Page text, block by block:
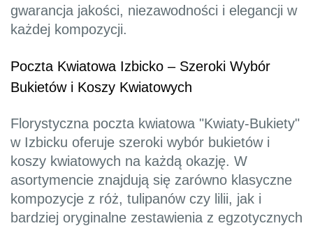
gwarancja jakości, niezawodności i elegancji w
każdej kompozycji.
Poczta Kwiatowa Izbicko – Szeroki Wybór
Bukietów i Koszy Kwiatowych
Florystyczna poczta kwiatowa "Kwiaty-Bukiety"
w Izbicku oferuje szeroki wybór bukietów i
koszy kwiatowych na każdą okazję. W
asortymencie znajdują się zarówno klasyczne
kompozycje z róż, tulipanów czy lilii, jak i
bardziej oryginalne zestawienia z egzotycznych